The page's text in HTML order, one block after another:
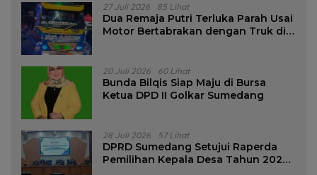
27 Juli 2026 85 Lihat
Dua Remaja Putri Terluka Parah Usai
Motor Bertabrakan dengan Truk di
20 Juli 2026 60 Lihat
Bunda Bilqis Siap Maju di Bursa
Ketua DPD II Golkar Sumedang
28 Juli 2026 57 Lihat
DPRD Sumedang Setujui Raperda
Pemilihan Kepala Desa Tahun 2026